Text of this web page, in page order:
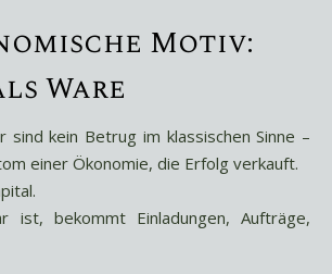
Motiv:
Ware
sind kein Betrug im klassischen Sinne –
einer Ökonomie, die Erfolg verkauft.
ist, bekommt Einladungen, Aufträge,